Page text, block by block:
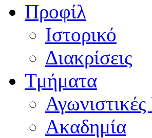
Προφίλ
Ιστορικό
Διακρίσεις
Τμήματα
Ακαδημία